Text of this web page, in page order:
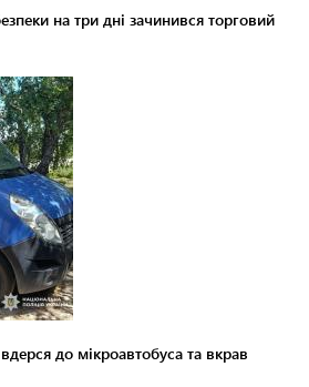
на три дні зачинився торговий
до мікроавтобуса та вкрав